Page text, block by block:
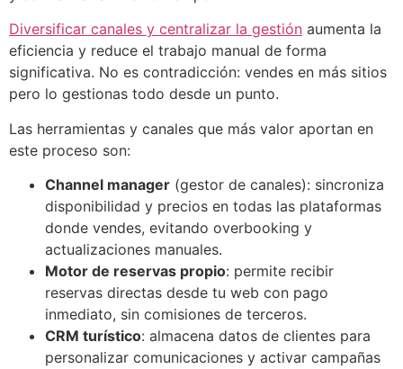
Diversificar canales y centralizar la gestión aumenta la
eficiencia y reduce el trabajo manual de forma
significativa. No es contradicción: vendes en más sitios
pero lo gestionas todo desde un punto.
Las herramientas y canales que más valor aportan en
este proceso son:
Channel manager (gestor de canales): sincroniza
disponibilidad y precios en todas las plataformas
donde vendes, evitando overbooking y
actualizaciones manuales.
Motor de reservas propio: permite recibir
reservas directas desde tu web con pago
inmediato, sin comisiones de terceros.
CRM turístico: almacena datos de clientes para
personalizar comunicaciones y activar campañas